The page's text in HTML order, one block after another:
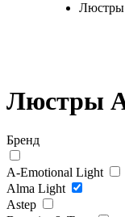
Люстры
Люстры
Бренд
A-Emotional Light
Alma Light
Astep